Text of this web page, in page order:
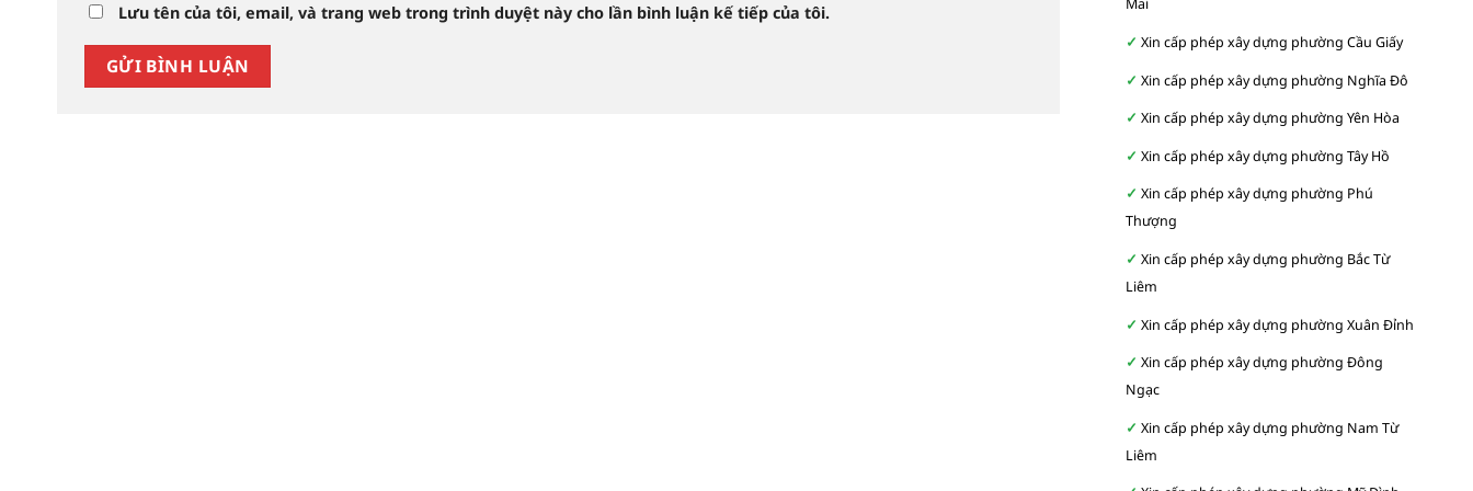
Lưu tên của tôi, email, và trang web trong trình duyệt này cho lần bình luận kế tiếp của tôi. Mai
Xin cấp phép xây dựng phường Cầu Giấy
Xin cấp phép xây dựng phường Nghĩa Đô
Xin cấp phép xây dựng phường Yên Hòa
Xin cấp phép xây dựng phường Tây Hồ
Xin cấp phép xây dựng phường Phú
Thượng
Xin cấp phép xây dựng phường Bắc Từ
Liêm
Xin cấp phép xây dựng phường Xuân Đỉnh
Xin cấp phép xây dựng phường Đông
Ngạc
Xin cấp phép xây dựng phường Nam Từ
Liêm